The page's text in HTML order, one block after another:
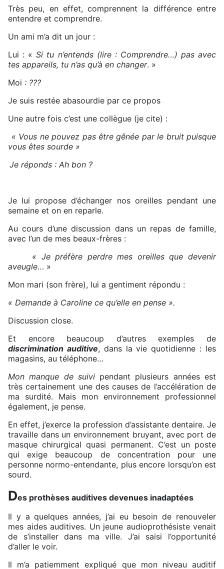
Très peu, en effet, comprennent la différence entre
entendre et comprendre.
Un ami m’a dit un jour :
Lui : «Si tu n’entends (lire : Comprendre…) pas avec
tes appareils, tu n’as qu’à en changer. »
Moi : ???
Je suis restée abasourdie par ce propos
Une autre fois c’est une collègue (je cite) :
« Vous ne pouvez pas être gênée par le bruit puisque
vous êtes sourde »
Je réponds : Ah bon ?
Je lui propose d’échanger nos oreilles pendant une
semaine et on en reparle.
Au cours d’une discussion dans un repas de famille,
avec l’un de mes beaux-frères :
« Je préfère perdre mes oreilles que devenir
aveugle… »
Mon mari (son frère), lui a gentiment répondu :
« Demande à Caroline ce qu’elle en pense ».
Discussion close.
Et encore beaucoup d’autres exemples de
discrimination auditive, dans la vie quotidienne : les
magasins, au téléphone…
Mon manque de suivi pendant plusieurs années est
très certainement une des causes de l’accélération de
ma surdité. Mais mon environnement professionnel
également, je pense.
En effet, j’exerce la profession d’assistante dentaire. Je
travaille dans un environnement bruyant, avec port de
masque chirurgical quasi permanent. C’est un poste
qui exige beaucoup de concentration pour une
personne normo-entendante, plus encore lorsqu’on est
sourd.
Des prothèses auditives devenues inadaptées
Il y a quelques années, j’ai eu besoin de renouveler
mes aides auditives. Un jeune audioprothésiste venait
de s’installer dans ma ville. J’ai saisi l’opportunité
d’aller le voir.
Il m’a patiemment expliqué que mon niveau auditif